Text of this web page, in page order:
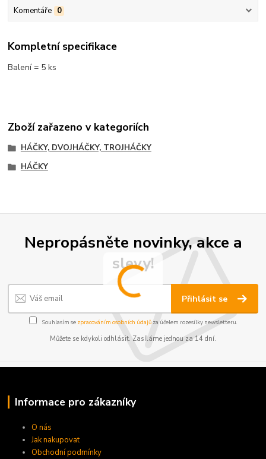
Komentáře 0
Kompletní specifikace
Balení = 5 ks
Zboží zařazeno v kategoriích
HÁČKY, DVOJHÁČKY, TROJHÁČKY
HÁČKY
Nepropásněte novinky, akce a
slevy!
Přihlásit se
Souhlasím se zpracováním osobních údajůza účelem rozesílky newsletteru.
Můžete se kdykoli odhlásit. Zasíláme jednou za 14 dní.
Informace pro zákazníky
O nás
Jak nakupovat
Obchodní podmínky